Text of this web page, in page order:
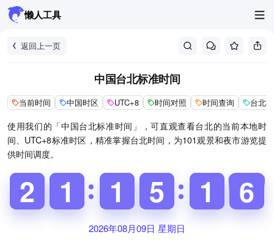
懒人工具
返回上一页
中国台北标准时间
当前时间 中国时区 UTC+8 时间对照 时间查询 台北
使用我们的「中国台北标准时间」，可直观查看台北的当前本地时
间、UTC+8标准时区，精准掌握台北时间，为101观景和夜市游览提
供时间调度。
1
1
2
2 1
1
1
1 1
1
1
1 4
4
5
5 1
1
1
1 6
6
7
2026年08月09日 星期日